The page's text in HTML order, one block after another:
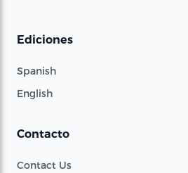
Ediciones
Spanish
English
Contacto
Contact Us